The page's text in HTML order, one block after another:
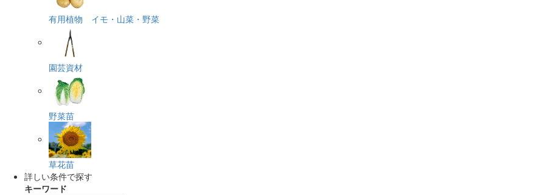
有用植物 イモ・山菜・野菜
園芸資材
野菜苗
草花苗
詳しい条件で探す
キーワード